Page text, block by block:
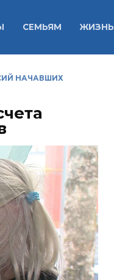
СЕМЬЯМ ЖИЗНЬ
НАЧАВШИХ